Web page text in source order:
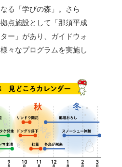
る「学びの森」。さら
点施設として「那須平成
ー」があり、ガイドウォ
々なプログラムを実施し